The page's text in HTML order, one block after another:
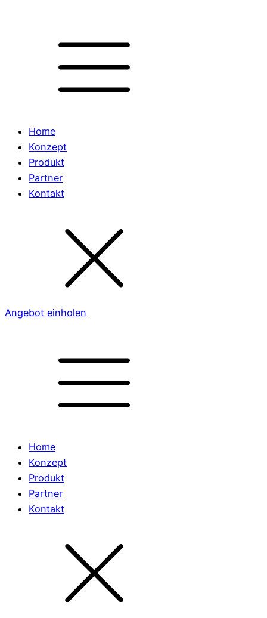
Home
Konzept
Produkt
Partner
Kontakt
Angebot einholen
Home
Konzept
Produkt
Partner
Kontakt